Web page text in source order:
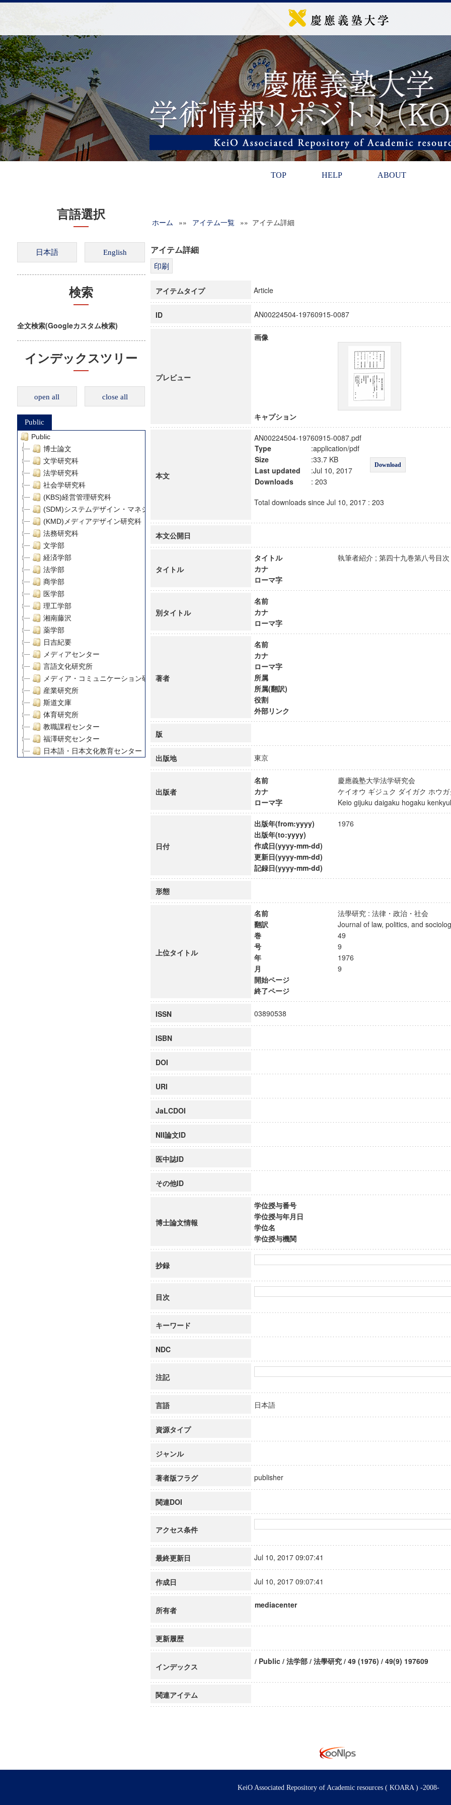
TOP HELP ABOUT
言語選択
検索
全文検索(Googleカスタム検索)
インデックスツリー
open all close all
Public
Public
博士論文
文学研究科
法学研究科
社会学研究科
(KBS)経営管理研究科
(SDM)システムデザイン・マネジメント研究科
(KMD)メディアデザイン研究科
法務研究科
文学部
経済学部
法学部
商学部
医学部
理工学部
湘南藤沢
薬学部
日吉紀要
メディアセンター
言語文化研究所
メディア・コミュニケーション研究所
産業研究所
斯道文庫
体育研究所
教職課程センター
福澤研究センター
日本語・日本文化教育センター
デジタルメディア・コンテンツ統合研究センター
慶應義塾大学グローバルCOEプログラム市民社会ガバナンス教育研究センター
慶應義塾大学グローバルCOEプログラム論理と感性の先端的教育研究拠点
博士課程教育リーディングプログラム「超成熟社会発展のサイエンス」
ホーム »» アイテム一覧 »» アイテム詳細
アイテム詳細
アイテムタイプ Article
ID AN00224504-19760915-0087
プレビュー
画像
キャプション
本文
AN00224504-19760915-0087.pdf
Type
:application/pdf
Download
Size
:33.7 KB
Last updated
:Jul 10, 2017
Downloads
: 203
Total downloads since Jul 10, 2017 : 203
本文公開日
タイトル
タイトル
執筆者紹介 ; 第四十九巻第八号
カナ
ローマ字
別タイトル
名前
カナ
ローマ字
著者
名前
カナ
ローマ字
所属
所属(翻訳)
役割
外部リンク
版
出版地 東京
出版者
名前
慶應義塾大学法学研究会
カナ
ケイオウ ギジュク ダイガク ホ
ローマ字
Keio gijuku daigaku hogaku
日付
出版年(from:yyyy)
1976
出版年(to:yyyy)
作成日(yyyy-mm-dd)
更新日(yyyy-mm-dd)
記録日(yyyy-mm-dd)
形態
上位タイトル
名前
法學研究 : 法律・政治・社会
翻訳
Journal of law, politics, and
巻
49
号
9
年
1976
月
9
開始ページ
終了ページ
ISSN 03890538
ISBN
DOI
URI
JaLCDOI
NII論文ID
医中誌ID
その他ID
博士論文情報
学位授与番号
学位授与年月日
学位名
学位授与機関
抄録
目次
キーワード
NDC
注記
言語 日本語
資源タイプ
ジャンル
著者版フラグ publisher
関連DOI
アクセス条件
最終更新日 Jul 10, 2017 09:07:41
作成日 Jul 10, 2017 09:07:41
所有者
mediacenter
更新履歴
インデックス
/ Public / 法学部 / 法學研究 / 49 (1976) / 49(9) 197609
関連アイテム
KeiO Associated Repository of Academic resources ( KOARA ) -2008-